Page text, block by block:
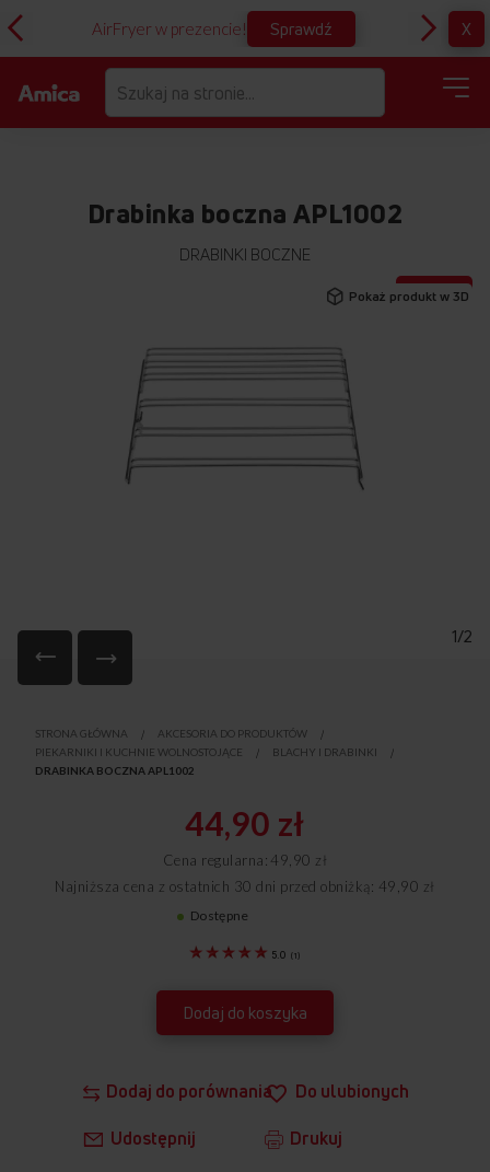
AirFryer w prezencie! Sprawdź X
Drabinka boczna APL1002
DRABINKI BOCZNE
Pokaż produkt w 3D
1/2
PROMOCJA
początek
galerii
STRONA GŁÓWNA
AKCESORIA DO PRODUKTÓW
PIEKARNIKI I KUCHNIE WOLNOSTOJĄCE
BLACHY I DRABINKI
DRABINKA BOCZNA APL1002
Dodaj do porównania Do ulubionych
Udostępnij Drukuj
5.0 (1)
44,90 zł
Cena regularna 49,90 zł
Najniższa cena z ostatnich 30 dni przed obniżką: 49,90 zł
Dostępne
Dodaj do koszyka